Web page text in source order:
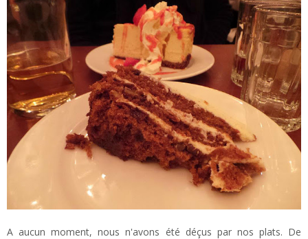
A aucun moment, nous n'avons été déçus par nos plats. De